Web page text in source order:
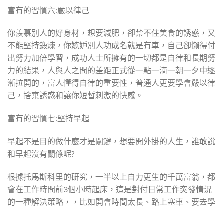
富有的習慣六:嚴以律己
你羨慕別人的好身材，想要減肥，卻禁不住美食的誘惑，又
不能堅持鍛煉，你嫉妒別人功成名就是有車，自己卻懶得付
出努力加倍學習，成功人士所擁有的一切都是自律和長期努
力的結果，人與人之間的差距正式從一點一滴一朝一夕中逐
漸拉開的，富人懂得自律的重要性，普通人更要學會嚴以律
己，捨棄誘惑和讓你短暫刺激的快感。
富有的習慣七:堅持早起
早起不是目的做什麼才是關鍵，想要開外掛的人生，誰敢說
和早起沒有關係呢?
根據托馬斯科里的研究，一半以上自力更生的千萬富翁，都
會在工作時間前3個小時起床，這是對付日常工作突發情況
的一種解決策略，，比如開會時間太長、路上塞車、要去學